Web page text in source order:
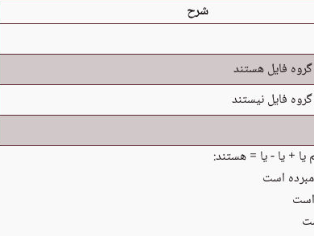
شرح
فایل هستند
فایل نیستند
یا + یا - یا = هستند:
است
است